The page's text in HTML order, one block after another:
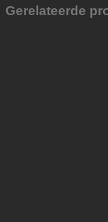
Gerelateerde